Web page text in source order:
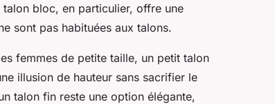
bloc, en particulier, offre une
sont pas habituées aux talons.
femmes de petite taille, un petit talon
illusion de hauteur sans sacrifier le
talon fin reste une option élégante,